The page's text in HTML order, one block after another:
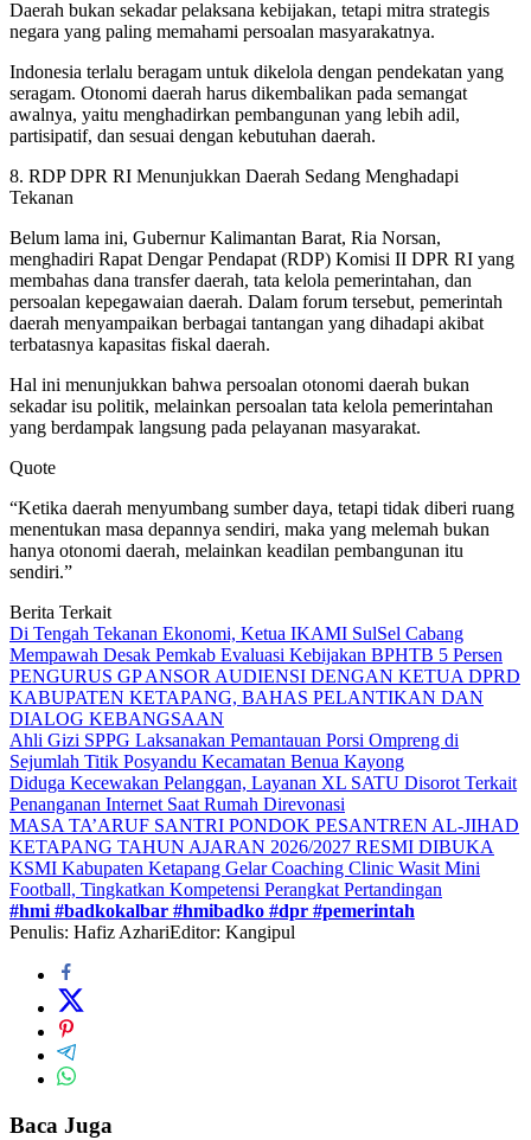
Daerah bukan sekadar pelaksana kebijakan, tetapi mitra strategis
negara yang paling memahami persoalan masyarakatnya.
Indonesia terlalu beragam untuk dikelola dengan pendekatan yang
seragam. Otonomi daerah harus dikembalikan pada semangat
awalnya, yaitu menghadirkan pembangunan yang lebih adil,
partisipatif, dan sesuai dengan kebutuhan daerah.
8. RDP DPR RI Menunjukkan Daerah Sedang Menghadapi
Tekanan
Belum lama ini, Gubernur Kalimantan Barat, Ria Norsan,
menghadiri Rapat Dengar Pendapat (RDP) Komisi II DPR RI yang
membahas dana transfer daerah, tata kelola pemerintahan, dan
persoalan kepegawaian daerah. Dalam forum tersebut, pemerintah
daerah menyampaikan berbagai tantangan yang dihadapi akibat
terbatasnya kapasitas fiskal daerah.
Hal ini menunjukkan bahwa persoalan otonomi daerah bukan
sekadar isu politik, melainkan persoalan tata kelola pemerintahan
yang berdampak langsung pada pelayanan masyarakat.
Quote
“Ketika daerah menyumbang sumber daya, tetapi tidak diberi ruang
menentukan masa depannya sendiri, maka yang melemah bukan
hanya otonomi daerah, melainkan keadilan pembangunan itu
sendiri.”
Berita Terkait
Di Tengah Tekanan Ekonomi, Ketua IKAMI SulSel Cabang
Mempawah Desak Pemkab Evaluasi Kebijakan BPHTB 5 Persen
PENGURUS GP ANSOR AUDIENSI DENGAN KETUA DPRD
KABUPATEN KETAPANG, BAHAS PELANTIKAN DAN
DIALOG KEBANGSAAN
Ahli Gizi SPPG Laksanakan Pemantauan Porsi Ompreng di
Sejumlah Titik Posyandu Kecamatan Benua Kayong
Diduga Kecewakan Pelanggan, Layanan XL SATU Disorot Terkait
Penanganan Internet Saat Rumah Direvonasi
MASA TA’ARUF SANTRI PONDOK PESANTREN AL-JIHAD
KETAPANG TAHUN AJARAN 2026/2027 RESMI DIBUKA
KSMI Kabupaten Ketapang Gelar Coaching Clinic Wasit Mini
Football, Tingkatkan Kompetensi Perangkat Pertandingan
#hmi #badkokalbar #hmibadko #dpr #pemerintah
Penulis: Hafiz AzhariEditor: Kangipul
Baca Juga